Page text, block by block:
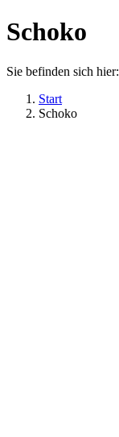
Schoko
Sie befinden sich hier:
Start
Schoko